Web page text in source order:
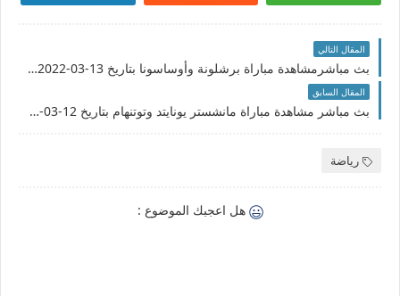
المقال التالي
بث مباشرمشاهدة مباراة برشلونة وأوساسونا بتاريخ 13-03-2022 الدوري الاسباني
المقال السابق
بث مباشر مشاهدة مباراة مانشستر يونايتد وتوتنهام بتاريخ 12-03-2022 الدوري الانجليزي
رياضة
هل اعجبك الموضوع :